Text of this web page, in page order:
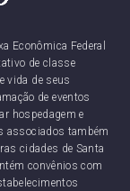
Econômica Federal
de classe
vida de seus
de eventos
hospedagem e
associados também
cidades de Santa
convênios com